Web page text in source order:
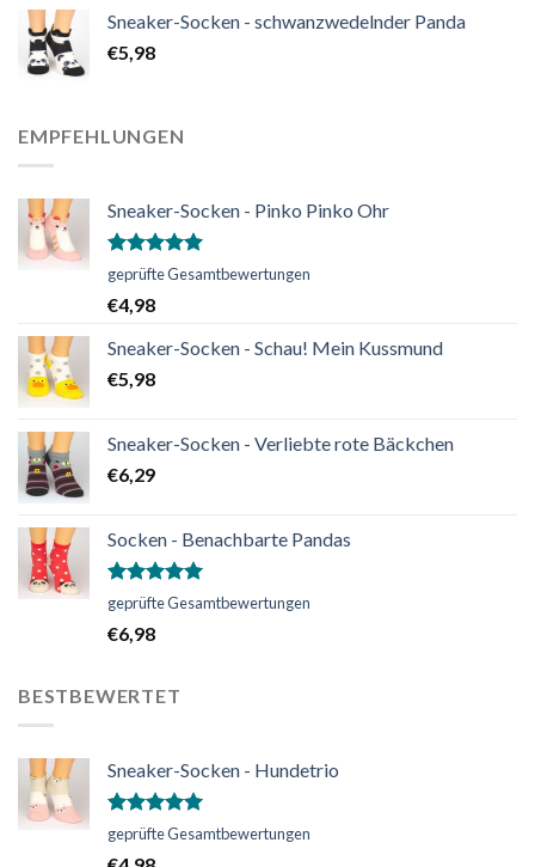
Sneaker-Socken - schwanzwedelnder Panda
€5,98
EMPFEHLUNGEN
Sneaker-Socken - Pinko Pinko Ohr
Bewertet
von 5
geprüfte Gesamtbewertungen
€4,98
Sneaker-Socken - Schau! Mein Kussmund
€5,98
Sneaker-Socken - Verliebte rote Bäckchen
€6,29
Socken - Benachbarte Pandas
Bewertet
von 5
geprüfte Gesamtbewertungen
€6,98
BESTBEWERTET
Sneaker-Socken - Hundetrio
Bewertet
geprüfte Gesamtbewertungen